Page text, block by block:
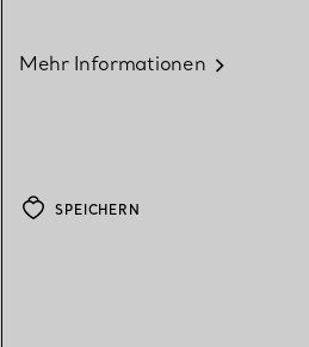
Mehr Informationen
SPEICHERN